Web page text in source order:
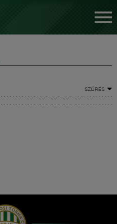
SZŰRÉS